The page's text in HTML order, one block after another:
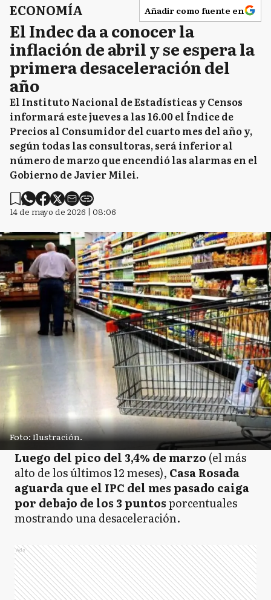
ECONOMÍA Añadir como fuente en
El Indec da a conocer la
inflación de abril y se espera la
primera desaceleración del
año
El Instituto Nacional de Estadísticas y Censos
informará este jueves a las 16.00 el Índice de
Precios al Consumidor del cuarto mes del año y,
según todas las consultoras, será inferior al
número de marzo que encendió las alarmas en el
Gobierno de Javier Milei.
14 de mayo de 2026 | 08:06
Foto: Ilustración.
Luego del pico del 3,4% de marzo (el más
alto de los últimos 12 meses), Casa Rosada
aguarda que el IPC del mes pasado caiga
por debajo de los 3 puntosporcentuales
mostrando una desaceleración.
Ads